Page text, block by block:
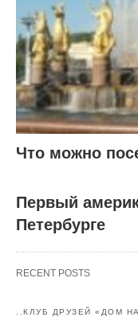
Что можно
Первый
Петербурге
RECENT POSTS
..КЛУБ ДРУЗЕЙ «ДОМ